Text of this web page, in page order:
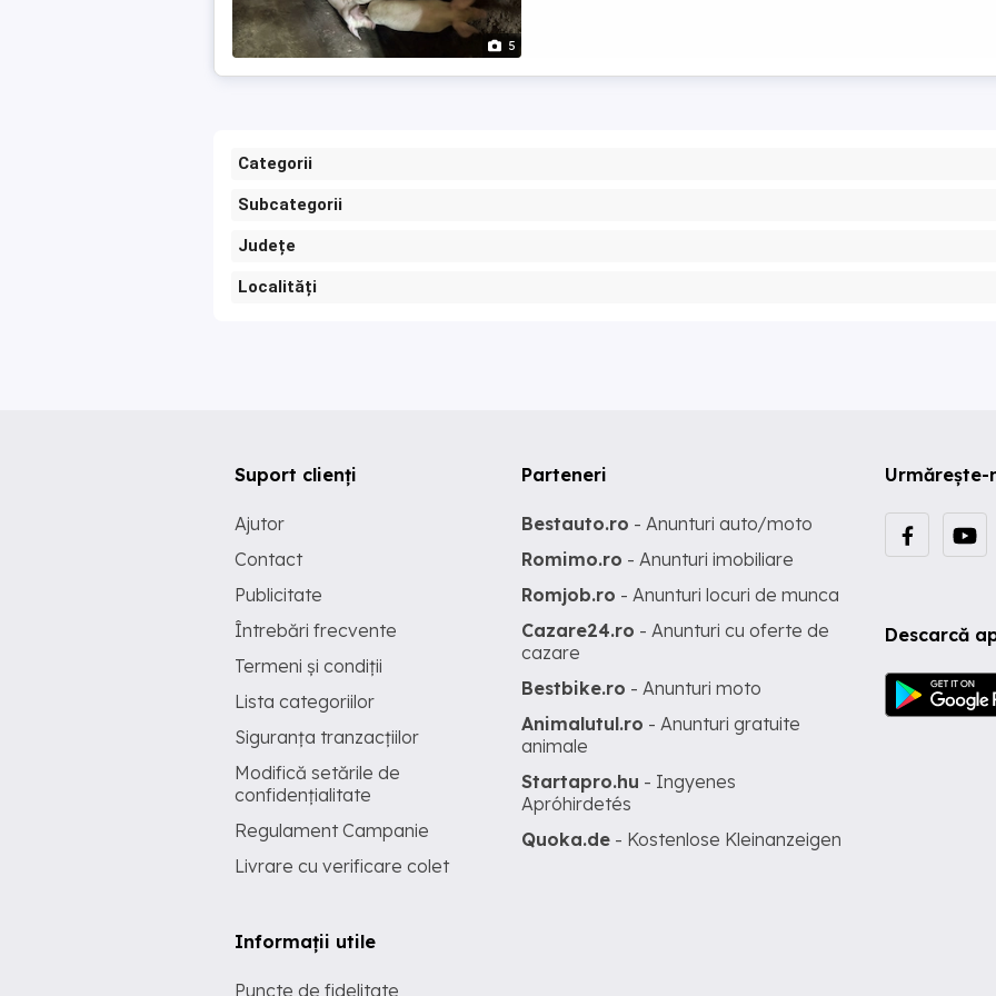
5
Categorii
Subcategorii
Județe
Localități
Urmărește-
Descarcă
Suport clienți
Ajutor
Contact
Publicitate
Întrebări frecvente
Termeni și condiții
Lista categoriilor
Siguranța tranzacțiilor
Modifică setările de
confidențialitate
Regulament Campanie
Livrare cu verificare colet
Informații utile
Puncte de fidelitate
Parteneri
Bestauto.ro - Anunturi auto/moto
Romimo.ro - Anunturi imobiliare
Romjob.ro - Anunturi locuri de munca
Cazare24.ro - Anunturi cu oferte de
cazare
Bestbike.ro - Anunturi moto
Animalutul.ro - Anunturi gratuite
animale
Startapro.hu - Ingyenes
Apróhirdetés
Quoka.de - Kostenlose Kleinanzeigen